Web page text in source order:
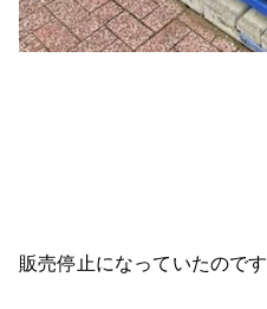
販売停止になっていたのです